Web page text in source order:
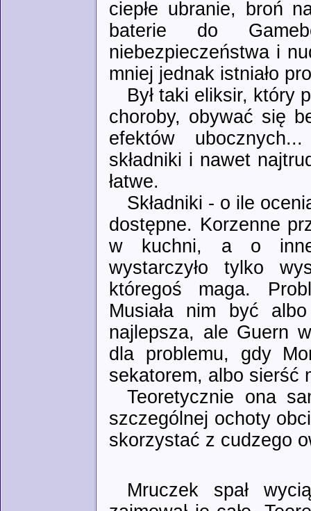
ciepłe ubranie, broń
baterie do
niebezpieczeństwa i
mniej jednak istniało
Był taki eliksir, który
choroby, obywać się
efektów
składniki i nawet
łatwe.
Składniki - o ile
dostępne. Korzenne
w kuchni, a o inne,
wystarczyło tylko
któregoś maga.
Musiała nim być
najlepsza, ale Guern
dla problemu, gdy
sekatorem, albo sierść
Teoretycznie ona
szczególnej ochoty
skorzystać z cudzego
Mruczek spał